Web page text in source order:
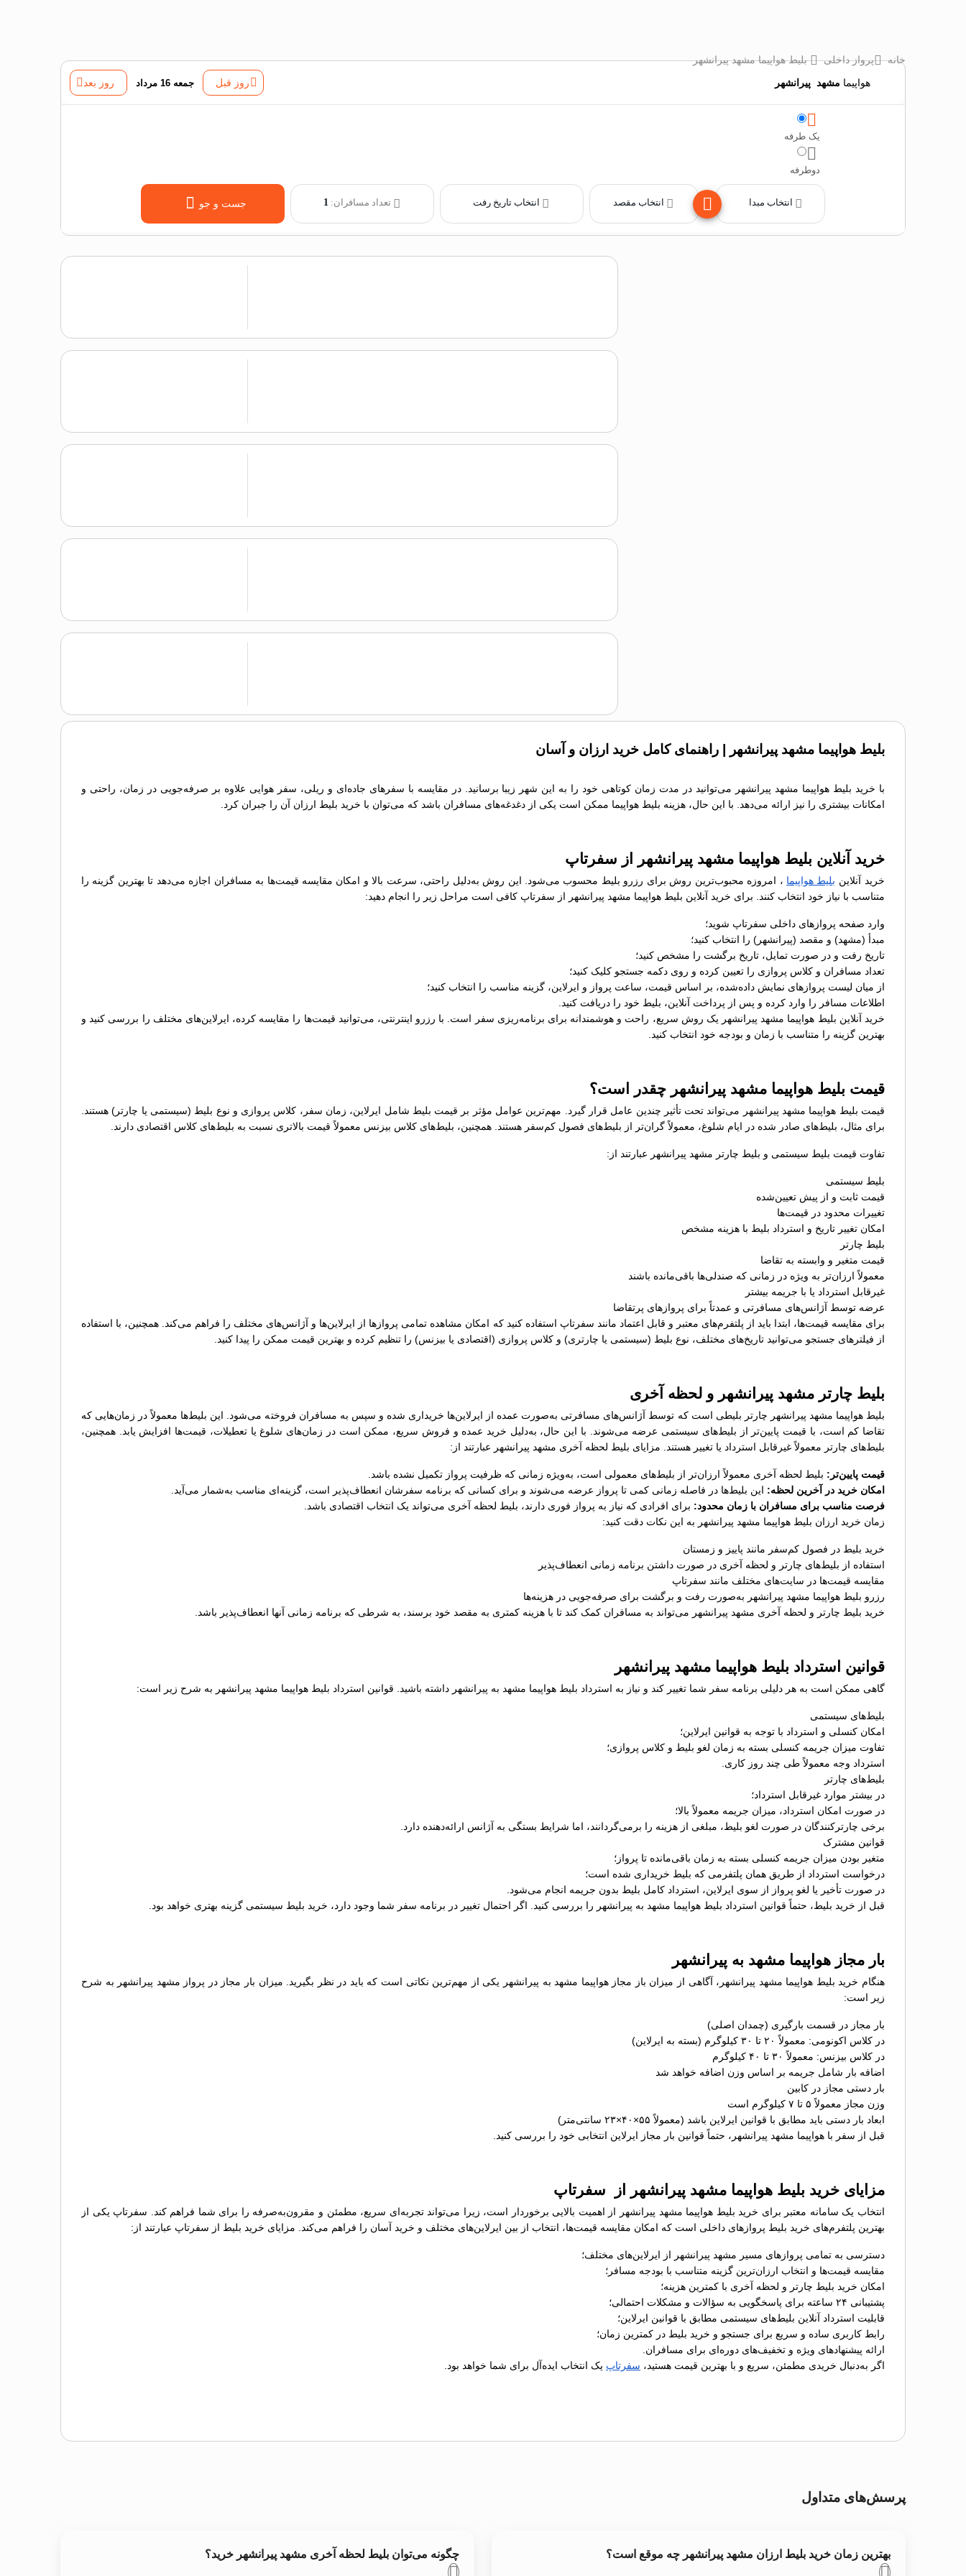
خانه پرواز داخلی
بلیط هواپیما مشهد پیرانشهر
هواپیما مشهد پیرانشهر روز قبل جمعه 16 مرداد روز بعد
یک طرفه
دوطرفه
انتخاب مبدا انتخاب مقصد تعداد مسافران:1 جست و جو
بلیط هواپیما مشهد پیرانشهر | راهنمای کامل خرید ارزان و آسان
با خرید بلیط هواپیما مشهد پیرانشهر می‌توانید در مدت زمان کوتاهی خود را به این شهر زیبا برسانید. در مقایسه با سفرهای جاده‌ای و ریلی، سفر هوایی علاوه بر صرفه‌جویی در زمان، راحتی و
امکانات بیشتری را نیز ارائه می‌دهد. با این حال، هزینه بلیط هواپیما ممکن است یکی از دغدغه‌های مسافران باشد که می‌توان با خرید بلیط ارزان آن را جبران کرد.
خرید آنلاین بلیط هواپیما مشهد پیرانشهر از سفرتاپ
خرید آنلاین بلیط هواپیما ، امروزه محبوب‌ترین روش برای رزرو بلیط محسوب می‌شود. این روش به‌دلیل راحتی، سرعت بالا و امکان مقایسه قیمت‌ها به مسافران اجازه می‌دهد تا بهترین گزینه را
متناسب با نیاز خود انتخاب کنند. برای خرید آنلاین بلیط هواپیما مشهد پیرانشهر از سفرتاپ کافی است مراحل زیر را انجام دهید:
وارد صفحه پروازهای داخلی سفرتاپ شوید؛
مبدأ (مشهد) و مقصد (پیرانشهر) را انتخاب کنید؛
تاریخ رفت و در صورت تمایل، تاریخ برگشت را مشخص کنید؛
تعداد مسافران و کلاس پروازی را تعیین کرده و روی دکمه جستجو کلیک کنید؛
از میان لیست پروازهای نمایش داده‌شده، بر اساس قیمت، ساعت پرواز و ایرلاین، گزینه مناسب را انتخاب کنید؛
اطلاعات مسافر را وارد کرده و پس از پرداخت آنلاین، بلیط خود را دریافت کنید.
خرید آنلاین بلیط هواپیما مشهد پیرانشهر یک روش سریع، راحت و هوشمندانه برای برنامه‌ریزی سفر است. با رزرو اینترنتی، می‌توانید قیمت‌ها را مقایسه کرده، ایرلاین‌های مختلف را بررسی کنید و
بهترین گزینه را متناسب با زمان و بودجه خود انتخاب کنید.
قیمت بلیط هواپیما مشهد پیرانشهر چقدر است؟
قیمت بلیط هواپیما مشهد پیرانشهر می‌تواند تحت تأثیر چندین عامل قرار گیرد. مهم‌ترین عوامل مؤثر بر قیمت بلیط شامل ایرلاین، زمان سفر، کلاس پروازی و نوع بلیط (سیستمی یا چارتر) هستند.
برای مثال، بلیط‌های صادر شده در ایام شلوغ، معمولاً گران‌تر از بلیط‌های فصول کم‌سفر هستند. همچنین، بلیط‌های کلاس بیزنس معمولاً قیمت بالاتری نسبت به بلیط‌های کلاس اقتصادی دارند.
تفاوت قیمت بلیط سیستمی و بلیط چارتر مشهد پیرانشهر عبارتند از:
بلیط سیستمی
قیمت ثابت و از پیش تعیین‌شده
تغییرات محدود در قیمت‌ها
امکان تغییر تاریخ و استرداد بلیط با هزینه مشخص
بلیط چارتر
قیمت متغیر و وابسته به تقاضا
معمولاً ارزان‌تر به ویژه در زمانی که صندلی‌ها باقی‌مانده باشند
غیرقابل استرداد یا با جریمه بیشتر
عرضه توسط آژانس‌های مسافرتی و عمدتاً برای پروازهای پرتقاضا
برای مقایسه قیمت‌ها، ابتدا باید از پلتفرم‌های معتبر و قابل اعتماد مانند سفرتاپ استفاده کنید که امکان مشاهده تمامی پروازها از ایرلاین‌ها و آژانس‌های مختلف را فراهم می‌کند. همچنین، با استفاده
از فیلترهای جستجو می‌توانید تاریخ‌های مختلف، نوع بلیط (سیستمی یا چارتری) و کلاس پروازی (اقتصادی یا بیزنس) را تنظیم کرده و بهترین قیمت ممکن را پیدا کنید.
بلیط چارتر مشهد پیرانشهر و لحظه آخری
بلیط هواپیما مشهد پیرانشهر چارتر بلیطی است که توسط آژانس‌های مسافرتی به‌صورت عمده از ایرلاین‌ها خریداری شده و سپس به مسافران فروخته می‌شود. این بلیط‌ها معمولاً در زمان‌هایی که
تقاضا کم است، با قیمت پایین‌تر از بلیط‌های سیستمی عرضه می‌شوند. با این حال، به‌دلیل خرید عمده و فروش سریع، ممکن است در زمان‌های شلوغ یا تعطیلات، قیمت‌ها افزایش یابد. همچنین،
بلیط‌های چارتر معمولاً غیرقابل استرداد یا تغییر هستند. مزایای بلیط لحظه آخری مشهد پیرانشهر عبارتند از:
قیمت پایین‌تر: بلیط لحظه آخری معمولاً ارزان‌تر از بلیط‌های معمولی است، به‌ویژه زمانی که ظرفیت پرواز تکمیل نشده باشد.
امکان خرید در آخرین لحظه: این بلیط‌ها در فاصله زمانی کمی تا پرواز عرضه می‌شوند و برای کسانی که برنامه سفرشان انعطاف‌پذیر است، گزینه‌ای مناسب به‌شمار می‌آید.
فرصت مناسب برای مسافران با زمان محدود: برای افرادی که نیاز به پرواز فوری دارند، بلیط لحظه آخری می‌تواند یک انتخاب اقتصادی باشد.
زمان خرید ارزان بلیط هواپیما مشهد پیرانشهر به این نکات دقت کنید:
خرید بلیط در فصول کم‌سفر مانند پاییز و زمستان
استفاده از بلیط‌های چارتر و لحظه آخری در صورت داشتن برنامه زمانی انعطاف‌پذیر
مقایسه قیمت‌ها در سایت‌های مختلف مانند سفرتاپ
رزرو بلیط هواپیما مشهد پیرانشهر به‌صورت رفت و برگشت برای صرفه‌جویی در هزینه‌ها
خرید بلیط چارتر و لحظه آخری مشهد پیرانشهر می‌تواند به مسافران کمک کند تا با هزینه کمتری به مقصد خود برسند، به شرطی که برنامه زمانی آنها انعطاف‌پذیر باشد.
قوانین استرداد بلیط هواپیما مشهد پیرانشهر
گاهی ممکن است به هر دلیلی برنامه سفر شما تغییر کند و نیاز به استرداد بلیط هواپیما مشهد به پیرانشهر داشته باشید. قوانین استرداد بلیط هواپیما مشهد پیرانشهر به شرح زیر است:
بلیط‌های سیستمی
امکان کنسلی و استرداد با توجه به قوانین ایرلاین؛
تفاوت میزان جریمه کنسلی بسته به زمان لغو بلیط و کلاس پروازی؛
استرداد وجه معمولاً طی چند روز کاری.
بلیط‌های چارتر
در بیشتر موارد غیرقابل استرداد؛
در صورت امکان استرداد، میزان جریمه معمولاً بالا؛
برخی چارترکنندگان در صورت لغو بلیط، مبلغی از هزینه را برمی‌گردانند، اما شرایط بستگی به آژانس ارائه‌دهنده دارد.
قوانین مشترک
متغیر بودن میزان جریمه کنسلی بسته به زمان باقی‌مانده تا پرواز؛
درخواست استرداد از طریق همان پلتفرمی که بلیط خریداری شده است؛
در صورت تأخیر یا لغو پرواز از سوی ایرلاین، استرداد کامل بلیط بدون جریمه انجام می‌شود.
قبل از خرید بلیط، حتماً قوانین استرداد بلیط هواپیما مشهد به پیرانشهر را بررسی کنید. اگر احتمال تغییر در برنامه سفر شما وجود دارد، خرید بلیط سیستمی گزینه بهتری خواهد بود.
بار مجاز هواپیما مشهد به پیرانشهر
هنگام خرید بلیط هواپیما مشهد پیرانشهر، آگاهی از میزان باز مجاز هواپیما مشهد به پیرانشهر یکی از مهم‌ترین نکاتی است که باید در نظر بگیرید. میزان بار مجاز در پرواز مشهد پیرانشهر به شرح
زیر است:
بار مجاز در قسمت بارگیری (چمدان اصلی)
در کلاس اکونومی: معمولاً ۲۰ تا ۳۰ کیلوگرم (بسته به ایرلاین)
در کلاس بیزنس: معمولاً ۳۰ تا ۴۰ کیلوگرم
اضافه بار شامل جریمه بر اساس وزن اضافه خواهد شد
بار دستی مجاز در کابین
وزن مجاز معمولاً ۵ تا ۷ کیلوگرم است
ابعاد بار دستی باید مطابق با قوانین ایرلاین باشد (معمولاً ۵۵×۴۰×۲۳ سانتی‌متر)
قبل از سفر با هواپیما مشهد پیرانشهر، حتماً قوانین بار مجاز ایرلاین انتخابی خود را بررسی کنید.
مزایای خرید بلیط هواپیما مشهد پیرانشهر از سفرتاپ
انتخاب یک سامانه معتبر برای خرید بلیط هواپیما مشهد پیرانشهر از اهمیت بالایی برخوردار است، زیرا می‌تواند تجربه‌ای سریع، مطمئن و مقرون‌به‌صرفه را برای شما فراهم کند. سفرتاپ یکی از
بهترین پلتفرم‌های خرید بلیط پروازهای داخلی است که امکان مقایسه قیمت‌ها، انتخاب از بین ایرلاین‌های مختلف و خرید آسان را فراهم می‌کند. مزایای خرید بلیط از سفرتاپ عبارتند از:
دسترسی به تمامی پروازهای مسیر مشهد پیرانشهر از ایرلاین‌های مختلف؛
مقایسه قیمت‌ها و انتخاب ارزان‌ترین گزینه متناسب با بودجه مسافر؛
امکان خرید بلیط چارتر و لحظه آخری با کمترین هزینه؛
پشتیبانی ۲۴ ساعته برای پاسخگویی به سؤالات و مشکلات احتمالی؛
قابلیت استرداد آنلاین بلیط‌های سیستمی مطابق با قوانین ایرلاین؛
رابط کاربری ساده و سریع برای جستجو و خرید بلیط در کمترین زمان؛
ارائه پیشنهادهای ویژه و تخفیف‌های دوره‌ای برای مسافران.
اگر به‌دنبال خریدی مطمئن، سریع و با بهترین قیمت هستید، سفرتاپ یک انتخاب ایده‌آل برای شما خواهد بود.
پرسش‌های متداول
بهترین زمان خرید بلیط ارزان مشهد پیرانشهر چه موقع است؟ چگونه می‌توان بلیط لحظه آخری مشهد پیرانشهر خرید؟